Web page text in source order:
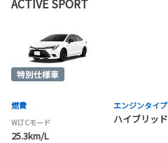
ACTIVE SPORT
燃費
WLTCモード
25.3km/L
エンジンタイプ
ハイブリッド